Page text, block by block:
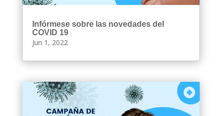
Infórmese sobre las novedades del
COVID 19
Jun 1, 2022